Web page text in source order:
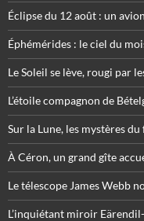
Éclipse du 12 août : un
Éphémérides : le ciel du
Le Soleil se lève, rougi par
L’étoile compagnon de
Sur la Lune, les mystères
À Céron, un grand gîte
Le télescope James Webb
L’inquiétant miroir